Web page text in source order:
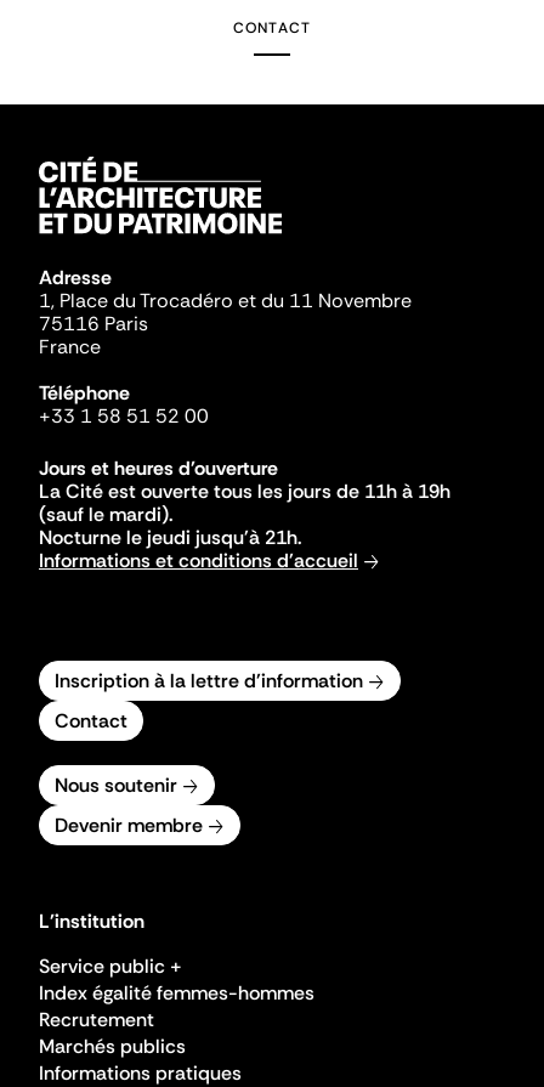
CONTACT
Adresse
1, Place du Trocadéro et du 11 Novembre
75116 Paris
France
Téléphone
+33 1 58 51 52 00
Jours et heures d'ouverture
La Cité est ouverte tous les jours de 11h à 19h
(sauf le mardi).
Nocturne le jeudi jusqu'à 21h.
Informations et conditions d'accueil
Inscription à la lettre d'information
Contact
Nous soutenir
Devenir membre
L'institution
Service public +
Index égalité femmes-hommes
Recrutement
Marchés publics
Informations pratiques